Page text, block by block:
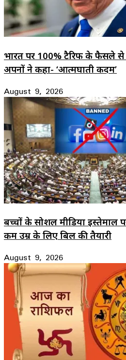
भारत पर 100% टैरिफ के फैसले से
अपनों ने कहा- ‘आत्मघाती कदम’
August 9, 2026
बच्चों के सोशल मीडिया इस्तेमाल
कम उम्र के लिए बिल की तैयारी
August 9, 2026